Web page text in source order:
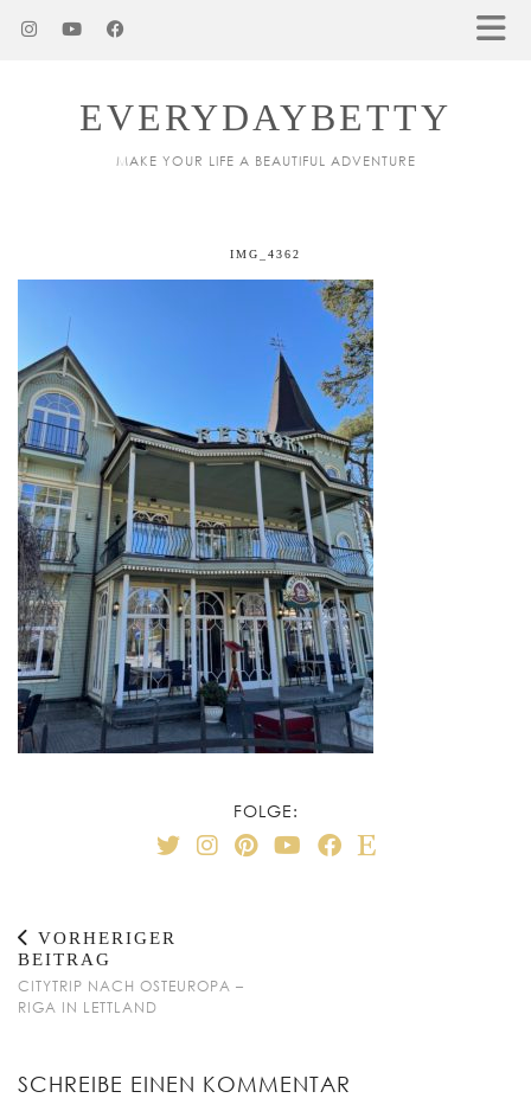
EVERYDAYBETTY
MAKE YOUR LIFE A BEAUTIFUL ADVENTURE
IMG_4362
FOLGE:
VORHERIGER
BEITRAG
CITYTRIP NACH OSTEUROPA –
RIGA IN LETTLAND
SCHREIBE EINEN KOMMENTAR